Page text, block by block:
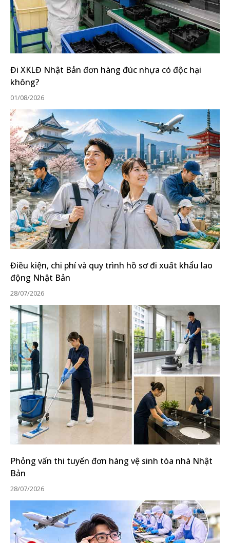
Đi XKLĐ Nhật Bản đơn hàng đúc nhựa có độc hại
không?
01/08/2026
Điều kiện, chi phí và quy trình hồ sơ đi xuất khẩu lao
động Nhật Bản
28/07/2026
Phỏng vấn thi tuyển đơn hàng vệ sinh tòa nhà Nhật
Bản
28/07/2026